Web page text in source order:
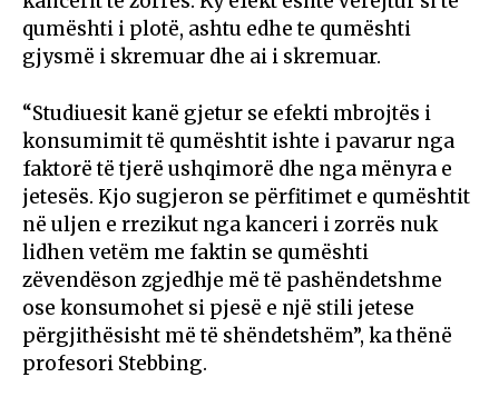
qumështi i plotë, ashtu edhe te qumështi
gjysmë i skremuar dhe ai i skremuar.
“Studiuesit kanë gjetur se efekti mbrojtës i
konsumimit të qumështit ishte i pavarur nga
faktorë të tjerë ushqimorë dhe nga mënyra e
jetesës. Kjo sugjeron se përfitimet e qumështit
në uljen e rrezikut nga kanceri i zorrës nuk
lidhen vetëm me faktin se qumështi
zëvendëson zgjedhje më të pashëndetshme
ose konsumohet si pjesë e një stili jetese
përgjithësisht më të shëndetshëm”, ka thënë
profesori Stebbing.